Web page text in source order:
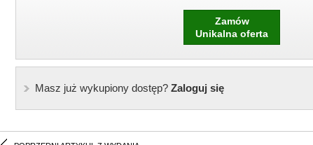
Zamów
Unikalna oferta
Masz już wykupiony dostęp?Zaloguj się